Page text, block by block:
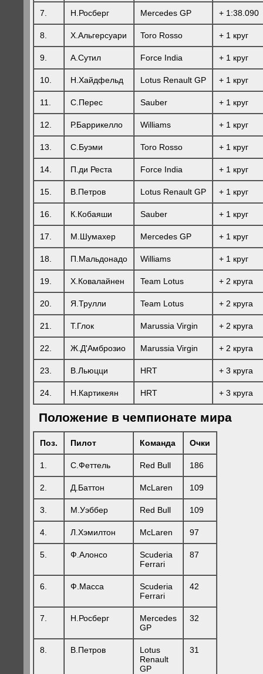
7. Н.Росберг Mercedes GP + 1:38.090
8. Х.Альгерсуари Toro Rosso + 1 круг
9. А.Сутил Force India + 1 круг
10. Н.Хайдфельд Lotus Renault GP + 1 круг
11. С.Перес Sauber + 1 круг
12. Р.Баррикелло Williams + 1 круг
13. С.Буэми Toro Rosso + 1 круг
14. П.ди Реста Force India + 1 круг
15. В.Петров Lotus Renault GP + 1 круг
16. К.Кобаяши Sauber + 1 круг
17. М.Шумахер Mercedes GP + 1 круг
18. П.Мальдонадо Williams + 1 круг
19. Х.Ковалайнен Team Lotus + 2 круга
20. Я.Трулли Team Lotus + 2 круга
21. Т.Глок Marussia Virgin + 2 круга
22. Ж.Д'Амброзио Marussia Virgin + 2 круга
23. В.Льюцци HRT + 3 круга
24. Н.Картикеян HRT + 3 круга
Положение в чемпионате мира
Поз. Пилот Команда Очки
1. С.Феттель Red Bull 186
2. Д.Баттон McLaren 109
3. М.Уэббер Red Bull 109
4. Л.Хэмилтон McLaren 97
5. Ф.Алонсо
Scuderia
Ferrari
87
6. Ф.Масса
Scuderia
Ferrari
42
7. Н.Росберг
Mercedes
GP
32
8. В.Петров
Lotus
Renault
GP
31